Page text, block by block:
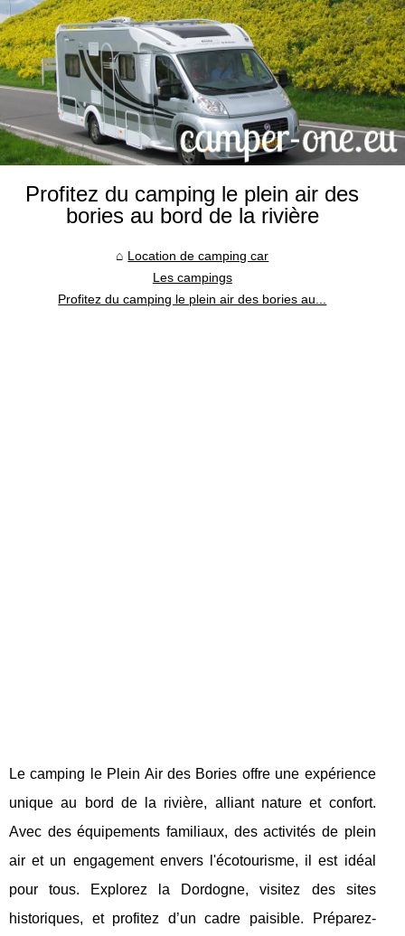
Profitez du camping le plein air des
bories au bord de la rivière
Location de camping car
Les campings
Profitez du camping le plein air des bories au...
Le camping le Plein Air des Bories offre une expérience
unique au bord de la rivière, alliant nature et confort.
Avec des équipements familiaux, des activités de plein
air et un engagement envers l'écotourisme, il est idéal
pour tous. Explorez la Dordogne, visitez des sites
historiques, et profitez d’un cadre paisible. Préparez-